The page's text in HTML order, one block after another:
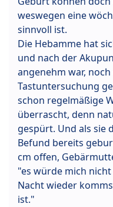
weswegen eine
sinnvoll ist.
Die Hebamme hat
und nach der
angenehm war, noch
Tastuntersuchung
schon regelmäßige
überrascht, denn
gespürt. Und als sie
Befund bereits
cm offen,
"es würde mich
Nacht wieder
ist."